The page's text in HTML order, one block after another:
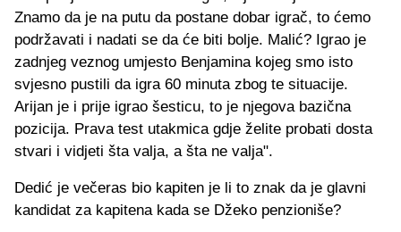
Znamo da je na putu da postane dobar igrač, to ćemo
podržavati i nadati se da će biti bolje. Malić? Igrao je
zadnjeg veznog umjesto Benjamina kojeg smo isto
svjesno pustili da igra 60 minuta zbog te situacije.
Arijan je i prije igrao šesticu, to je njegova bazična
pozicija. Prava test utakmica gdje želite probati dosta
stvari i vidjeti šta valja, a šta ne valja".
Dedić je večeras bio kapiten je li to znak da je glavni
kandidat za kapitena kada se Džeko penzioniše?